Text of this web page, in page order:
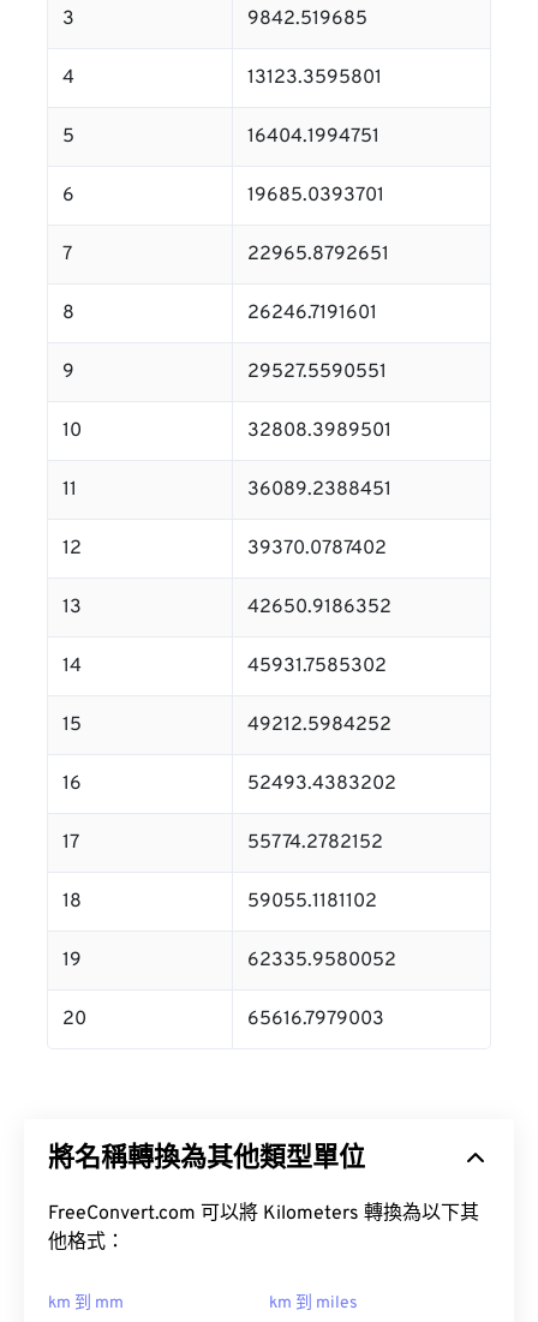
3 9842.519685
4 13123.3595801
5 16404.1994751
6 19685.0393701
7 22965.8792651
8 26246.7191601
9 29527.5590551
10 32808.3989501
11 36089.2388451
12 39370.0787402
13 42650.9186352
14 45931.7585302
15 49212.5984252
16 52493.4383202
17 55774.2782152
18 59055.1181102
19 62335.9580052
20 65616.7979003
將名稱轉換為其他類型單位
FreeConvert.com 可以將 Kilometers 轉換為以下其
他格式：
km 到 mm km 到 miles